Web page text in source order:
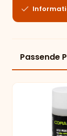
Passende